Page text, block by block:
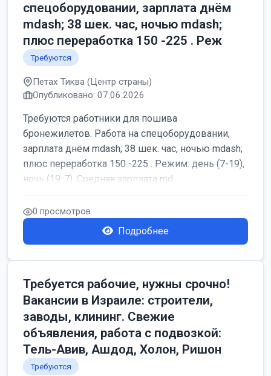
спецоборудовании, зарплата днём
mdash; 38 шек. час, ночью mdash;
плюс переработка 150 -225 . Реж
Требуются
Петах Тиква (Центр страны)
Опубликовано: 07.06.2026
Требуются работники для пошива
бронежилетов. Работа на спецоборудовании,
зарплата днём mdash; 38 шек. час, ночью mdash;
плюс переработка 150 -225 . Режим: день (7-19),
ночь (19-7). Средняя зарплата md...
0 просмотров
Подробнее
Требуется рабочие, нужны срочно!
Вакансии в Израиле: строители,
заводы, клининг. Свежие
объявления, работа с подвозкой:
Тель-Авив, Ашдод, Холон, Ришон
Требуются